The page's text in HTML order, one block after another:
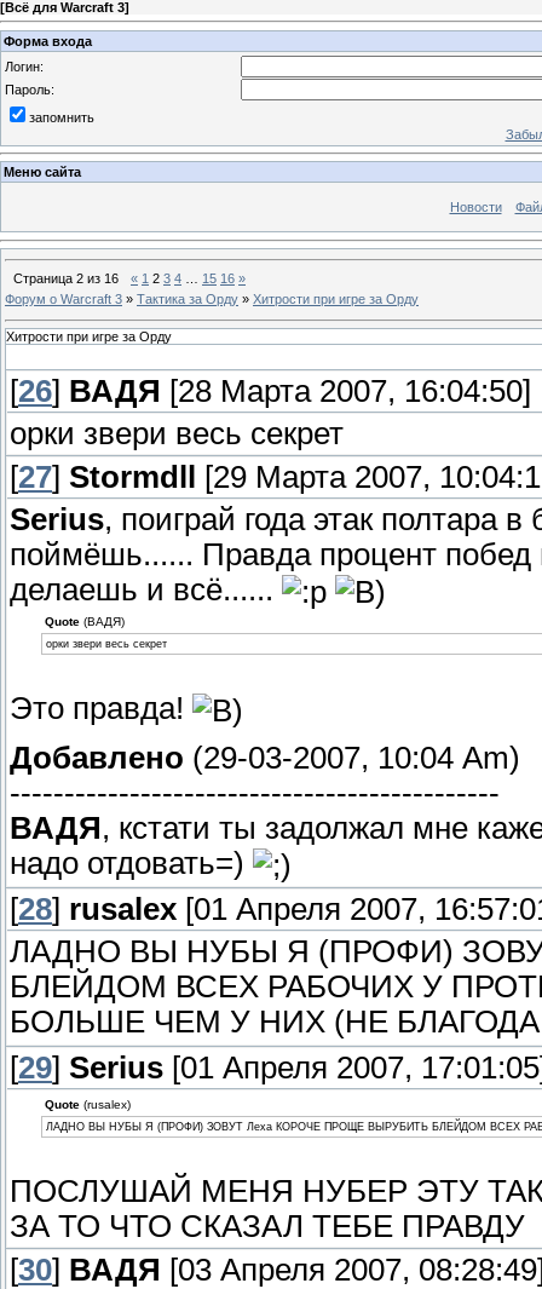
[Всё для Warcraft 3]
Форма входа
Логин:
Пароль:
запомнить
Меню сайта
Новости
Страница 2 из 16 « 1 2 3 4 15 16 »
Форум о Warcraft 3 » Тактика за Орду » Хитрости при игре за Орду
Хитрости при игре за Орду
[26] ВАДЯ [28 Марта 2007, 16:04:50]
орки звери весь секрет
[27] Stormdll
[29 Марта 2007,
Serius, поиграй года этак полтара
поймёшь...... Правда процент побед
делаешь и всё......
Quote(ВАДЯ)
орки звери весь секрет
Это правда!
Добавлено (29-03-2007, 10:04 Am)
---------------------------------------------
ВАДЯ, кстати ты задолжал мне
надо отдовать=)
[28] rusalex [01 Апреля 2007,
ЛАДНО ВЫ НУБЫ Я (ПРОФИ)
БЛЕЙДОМ ВСЕХ РАБОЧИХ У
БОЛЬШЕ ЧЕМ У НИХ (НЕ
[29] Serius [01 Апреля 2007,
Quote(rusalex)
ЛАДНО ВЫ НУБЫ Я (ПРОФИ) ЗОВУТ Леха КОРОЧЕ ПРОЩЕ ВЫРУБИТЬ БЛЕЙДОМ ВСЕХ
ПОСЛУШАЙ МЕНЯ НУБЕР ЭТУ
ЗА ТО ЧТО СКАЗАЛ ТЕБЕ ПРАВДУ
[30] ВАДЯ [03 Апреля 2007,